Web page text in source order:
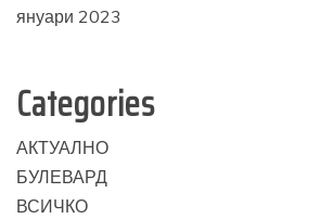
януари 2023
Categories
АКТУАЛНО
БУЛЕВАРД
ВСИЧКО